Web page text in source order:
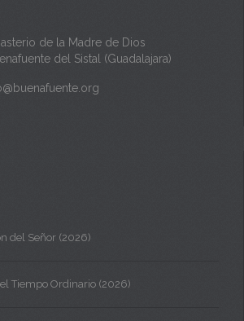
de la Madre de Dios
del Sistal (Guadalajara)
del Señor (2026)
Tiempo Ordinario (2026)